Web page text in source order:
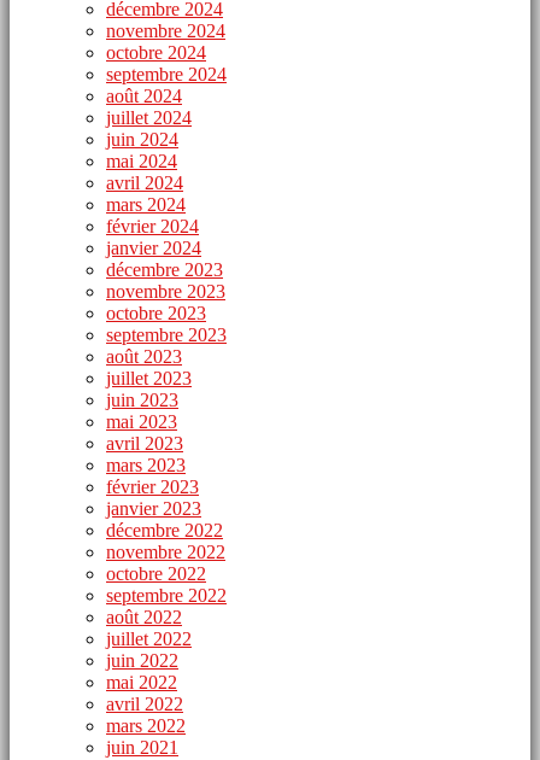
décembre 2024
novembre 2024
octobre 2024
septembre 2024
août 2024
juillet 2024
juin 2024
mai 2024
avril 2024
mars 2024
février 2024
janvier 2024
décembre 2023
novembre 2023
octobre 2023
septembre 2023
août 2023
juillet 2023
juin 2023
mai 2023
avril 2023
mars 2023
février 2023
janvier 2023
décembre 2022
novembre 2022
octobre 2022
septembre 2022
août 2022
juillet 2022
juin 2022
mai 2022
avril 2022
mars 2022
juin 2021